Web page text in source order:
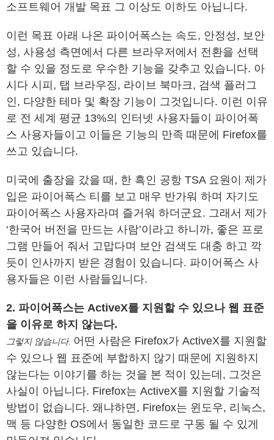
소프트웨어 개발 목표 그 이상도 이하도 아닙니다.
이런 목표 아래 나온 파이어폭스는 속도, 안정성, 보안
성, 사용성 측면에서 다른 브라우저에서 전환을 선택
할 수 있을 정도로 우수한 기능을 갖추고 있습니다. 아
시다 시피, 탭 브라우징, 라이브 북마크, 검색 플러그
인, 다양한 테마 및 확장 기능이 그것입니다. 이런 이유
로 전 세계 평균 13%의 인터넷 사용자들이 파이어폭
스 사용자들이고 이들은 기능의 만족 때문에 Firefox를
쓰고 있습니다.
미국에 출장을 갔을 때, 한 흑인 공항 TSA 요원이 제가
입은 파이어폭스 티를 보고 매우 반가워 하며 자기도
파이어폭스 사용자라며 즐거워 하더군요. 그래서 제가
‘한국어 버전을 만드는 사람’이라고 하니까, 좋은 프로
그램 만들어 줘서 고맙다며 보안 검색도 대충 하고 깍
듯이 인사까지 받은 경험이 있습니다. 파이어폭스 사
용자들은 이런 사람들입니다.
2. 파이어폭스는 ActiveX를 지원할 수 있으나 웹 표준
을 이유로 하지 않는다.
그렇지 않습니다. 어떤 사람은 Firefox가 ActiveX를 지원할
수 있으나 웹 표준에 부합하지 않기 때문에 지원하지
않는다는 이야기를 하는 것을 본 적이 있는데, 그것은
사실이 아닙니다. Firefox는 ActiveX를 지원할 기술적
방법이 없습니다. 왜냐하면, Firefox는 윈도우, 리눅스,
맥 등 다양한 OS에서 동일한 코드로 구동 될 수 있게